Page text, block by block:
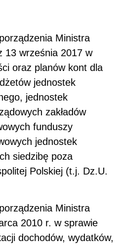
Ministra
13 września 2017 w
oraz planów kont dla
jednostek
jednostek
zakładów
funduszy
jednostek
siedzibę poza
Polskiej (t.j. Dz.U.
Ministra
2010 r. w sprawie
dochodów, wydatków,